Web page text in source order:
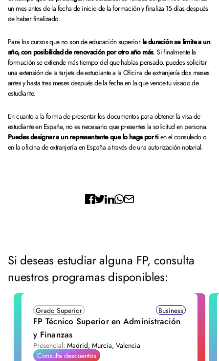
un mes antes de la fecha de inicio de la formación y finaliza 15 días después
de haber finalizado.
Para los cursos que no son de educación superior la duración se limita a un
año, con posibilidad de renovación por otro año más. Si finalmente la
formación se extiende más tiempo del que habías pensado, puedes solicitar
una extensión de la tarjeta de estudiante a la Oficina de extranjería dos meses
antes y hasta tres meses después de la fecha en la que vence tu visado de
estudiante.
En cuanto a la forma de presentar los documentos para obtener la visa de
estudiante en España, no es necesario que presentes la solicitud en persona.
Puedes designar a un representante que lo haga por tien el consulado o
en la oficina de extranjería en España a través de una autorización notarial.
Si deseas estudiar alguna FP, consulta
nuestros programas disponibles:
Grado Superior Business
FP Técnico Superior en Administración
y Finanzas
Presencial: Madrid, Murcia, Valencia
Consulta descuentos